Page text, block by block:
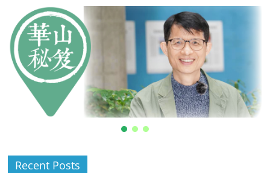
Recent Posts